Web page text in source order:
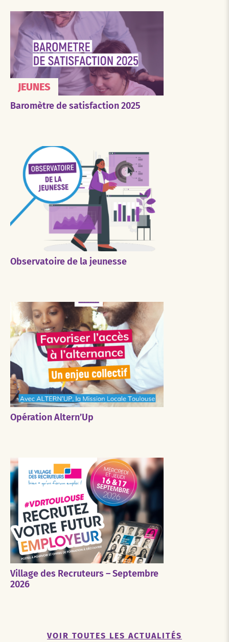
JEUNES
Baromètre de satisfaction 2025
Observatoire de la jeunesse
Opération Altern’Up
Village des Recruteurs – Septembre
2026
VOIR TOUTES LES ACTUALITÉS